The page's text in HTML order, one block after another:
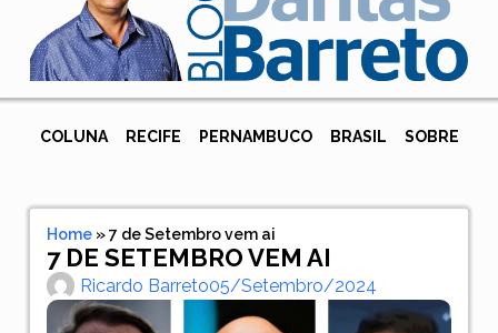
COLUNA RECIFE PERNAMBUCO BRASIL SOBRE
Home»7 de Setembro vem ai
7 DE SETEMBRO VEM AI
Ricardo Barreto05/setembro/2024